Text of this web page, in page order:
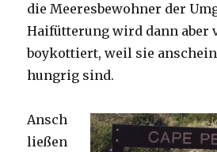
die Meeresbewohner der
Haifütterung wird dann aber
boykottiert, weil sie
hungrig sind.
Ansch
ließen